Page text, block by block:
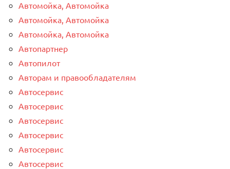
Автомойка, Автомойка
Автомойка, Автомойка
Автомойка, Автомойка
Автопартнер
Автопилот
Авторам и правообладателям
Автосервис
Автосервис
Автосервис
Автосервис
Автосервис
Автосервис